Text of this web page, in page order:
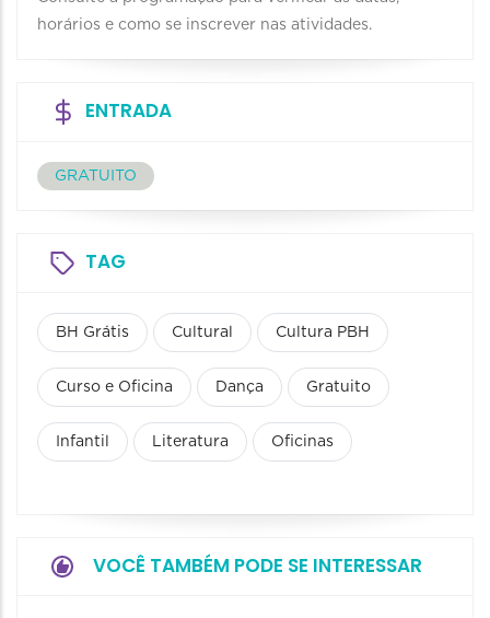
horários e como se inscrever nas atividades.
ENTRADA
GRATUITO
TAG
BH Grátis Cultural Cultura PBH
Curso e Oficina Dança Gratuito
Infantil Literatura Oficinas
VOCÊ TAMBÉM PODE SE INTERESSAR